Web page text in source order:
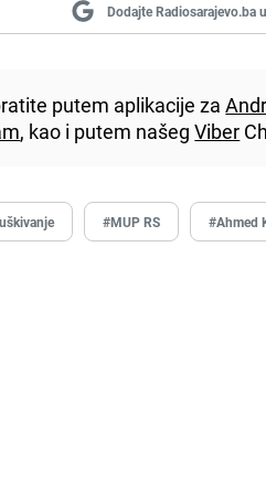
Dodajte Radiosarajevo.ba
putem aplikacije za
, kao i putem našegViber
#MUP RS #Ahmed